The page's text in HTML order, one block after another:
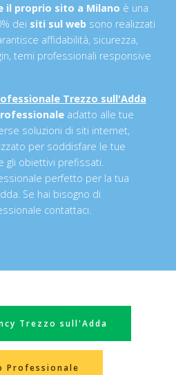
il proprio sito a Milano è una
dei siti sul web sono realizzati
affidabilità, sicurezza,
temi professionali responsive
Trezzo sull'Adda
adatto alle tue
soluzioni di siti internet,
per soddisfare le tue
gli obiettivi prefissati.
perfetto per la tua
Se hai bisogno di
contattaci.
Trezzo sull'Adda
Professionale